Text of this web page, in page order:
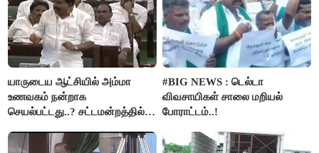
யாருடைய ஆட்சியில் அம்மா
உணவகம் நன்றாக
செயல்பட்டது..? சட்டமன்றத்தில்
#BIG NEWS : டெல்டா
விவசாயிகள் சாலை மறியல்
போராட்டம்..!